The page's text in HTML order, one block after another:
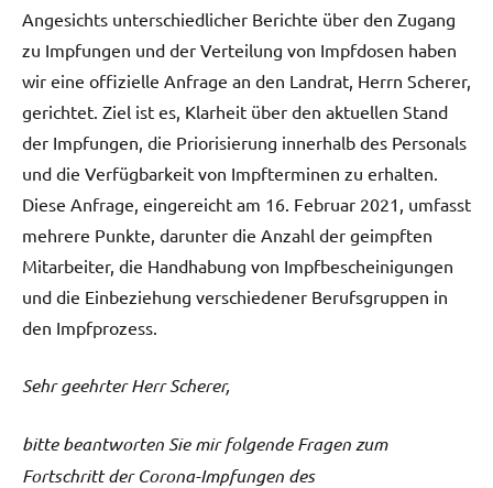
Angesichts unterschiedlicher Berichte über den Zugang
zu Impfungen und der Verteilung von Impfdosen haben
wir eine offizielle Anfrage an den Landrat, Herrn Scherer,
gerichtet. Ziel ist es, Klarheit über den aktuellen Stand
der Impfungen, die Priorisierung innerhalb des Personals
und die Verfügbarkeit von Impfterminen zu erhalten.
Diese Anfrage, eingereicht am 16. Februar 2021, umfasst
mehrere Punkte, darunter die Anzahl der geimpften
Mitarbeiter, die Handhabung von Impfbescheinigungen
und die Einbeziehung verschiedener Berufsgruppen in
den Impfprozess.
Sehr geehrter Herr Scherer,
bitte beantworten Sie mir folgende Fragen zum
Fortschritt der Corona-Impfungen des